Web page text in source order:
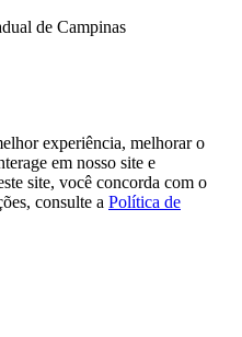
de Campinas
experiência, melhorar o
em nosso site e
site, você concorda com o
consulte a Política de